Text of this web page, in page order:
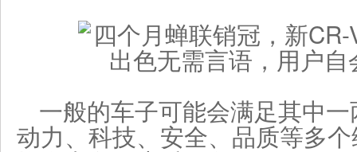
一般的车子可能会满足其中
动力、科技、安全、品质等多